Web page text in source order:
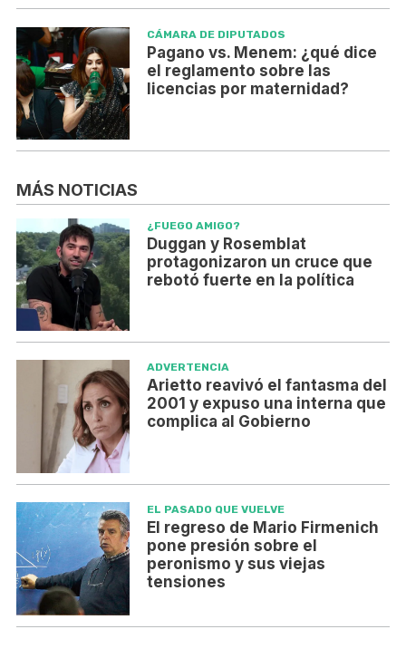
CÁMARA DE DIPUTADOS
Pagano vs. Menem: ¿qué dice
el reglamento sobre las
licencias por maternidad?
MÁS NOTICIAS
¿FUEGO AMIGO?
Duggan y Rosemblat
protagonizaron un cruce que
rebotó fuerte en la política
ADVERTENCIA
Arietto reavivó el fantasma del
2001 y expuso una interna que
complica al Gobierno
EL PASADO QUE VUELVE
El regreso de Mario Firmenich
pone presión sobre el
peronismo y sus viejas
tensiones